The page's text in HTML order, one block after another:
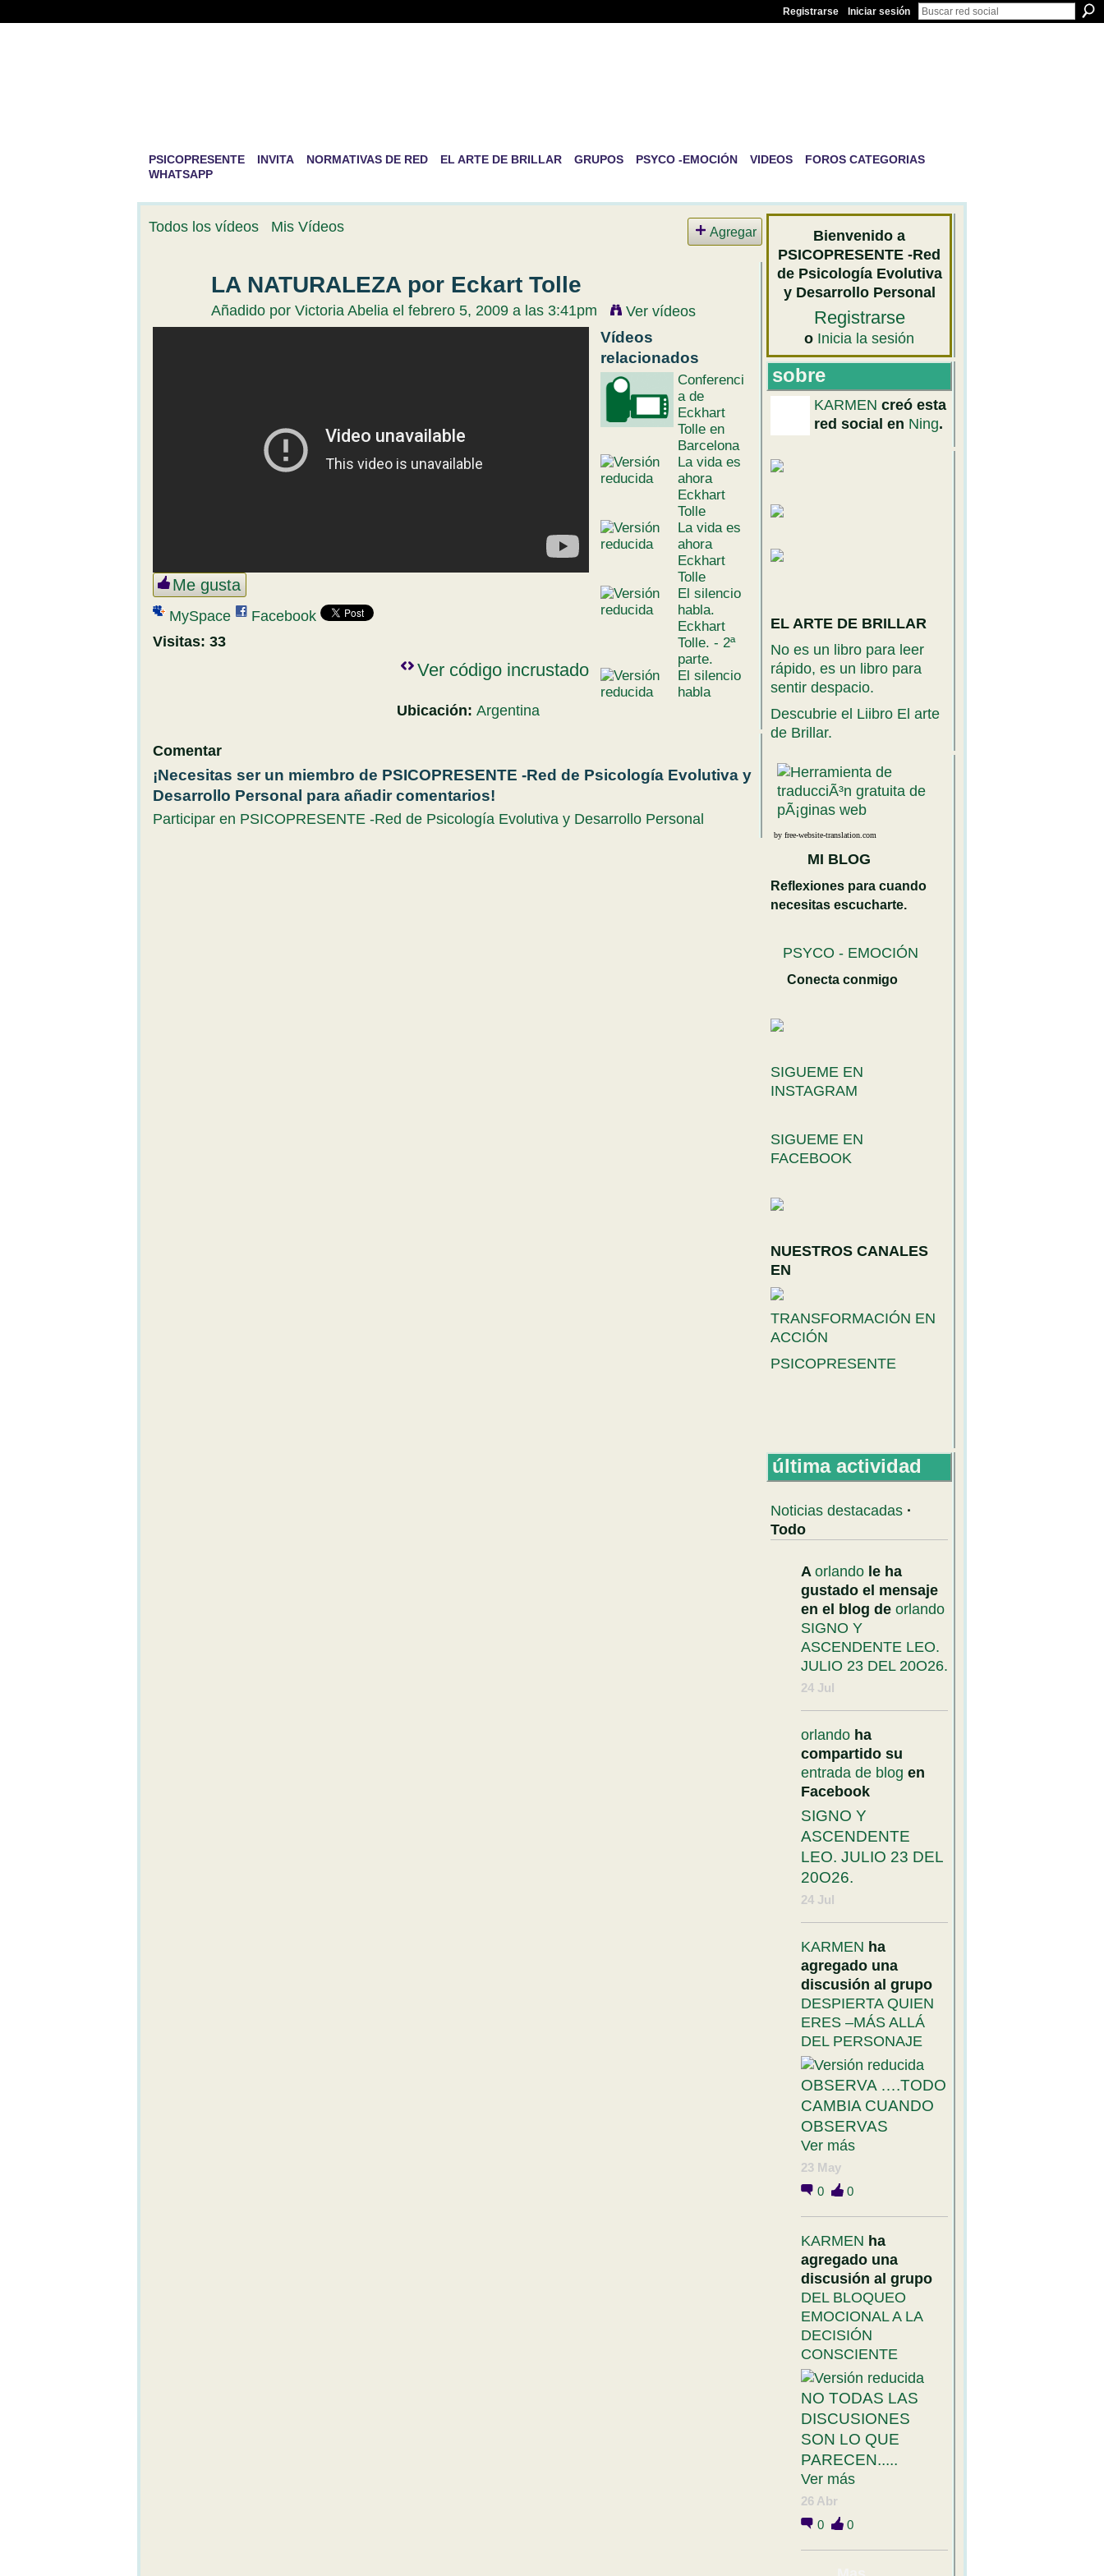
Registrarse Iniciar sesión
PSICOPRESENTE INVITA NORMATIVAS DE RED EL ARTE DE BRILLAR GRUPOS PSYCO -EMOCIÓN VIDEOS
FOROS CATEGORIAS
WHATSAPP
Todos los vídeos Mis Vídeos Agregar
LA NATURALEZA por Eckart Tolle
Añadido por Victoria Abelia el febrero 5, 2009 a las 3:41pm Ver vídeos
Me gusta
MySpace
Facebook
Visitas: 33
Ver código incrustado
Ubicación: Argentina
Vídeos
relacionados
Conferenci
a de
Eckhart
Tolle en
Barcelona
La vida es
ahora
Eckhart
Tolle
La vida es
ahora
Eckhart
Tolle
El silencio
habla.
Eckhart
Tolle. - 2ª
parte.
El silencio
habla
Comentar
¡Necesitas ser un miembro de PSICOPRESENTE -Red de Psicología Evolutiva y
Desarrollo Personal para añadir comentarios!
Participar en PSICOPRESENTE -Red de Psicología Evolutiva y Desarrollo Personal
Bienvenido a
PSICOPRESENTE -Red
de Psicología Evolutiva
y Desarrollo Personal
Registrarse
o Inicia la sesión
sobre
KARMEN creó esta
red social en Ning.
EL ARTE DE BRILLAR
No es un libro para leer
rápido, es un libro para
sentir despacio.
Descubrie el Liibro El arte
de Brillar.
by free-website-translation.com
MI BLOG
Reflexiones para cuando
necesitas escucharte.
PSYCO - EMOCIÓN
Conecta conmigo
SIGUEME EN
INSTAGRAM
SIGUEME EN
FACEBOOK
NUESTROS CANALES
EN
TRANSFORMACIÓN EN
ACCIÓN
PSICOPRESENTE
última actividad
Noticias destacadas ·
Todo
A orlando le ha
gustado el mensaje
en el blog de orlando
SIGNO Y
ASCENDENTE LEO.
JULIO 23 DEL 20O26.
24 Jul
orlando ha
compartido su
entrada de blog en
Facebook
SIGNO Y
ASCENDENTE
LEO. JULIO 23 DEL
20O26.
24 Jul
KARMEN ha
agregado una
discusión al grupo
DESPIERTA QUIEN
ERES –MÁS ALLÁ
DEL PERSONAJE
OBSERVA ….TODO
CAMBIA CUANDO
OBSERVAS
Ver más
23 May
0
0
KARMEN ha
agregado una
discusión al grupo
DEL BLOQUEO
EMOCIONAL A LA
DECISIÓN
CONSCIENTE
NO TODAS LAS
DISCUSIONES
SON LO QUE
PARECEN.....
Ver más
26 Abr
0
0